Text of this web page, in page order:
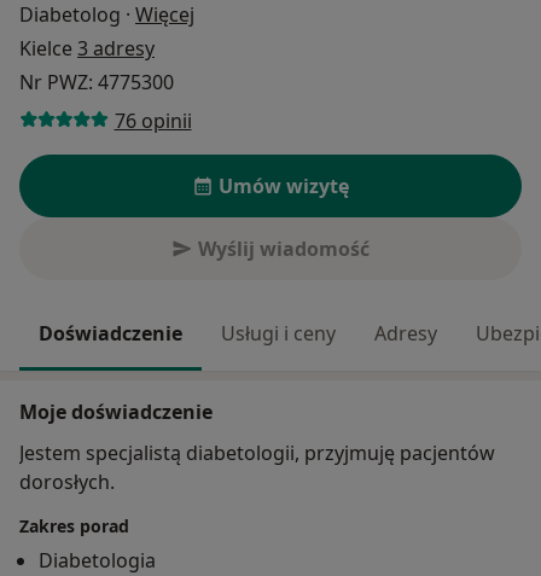
Diabetolog · Więcej
Kielce 3 adresy
Nr PWZ: 4775300
76 opinii
Umów wizytę
Wyślij wiadomość
Doświadczenie Usługi i ceny Adresy
Moje doświadczenie
Jestem specjalistą diabetologii, przyjmuję pacjentów
dorosłych.
Zakres porad
Diabetologia